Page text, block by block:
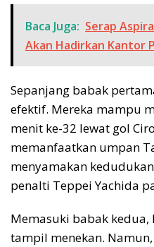
Baca Juga: Serap
Akan Hadirkan Kantor
Sepanjang babak
efektif. Mereka mampu
menit ke-32 lewat gol
memanfaatkan umpan
menyamakan
penalti Teppei Yachida
Memasuki babak
tampil menekan.